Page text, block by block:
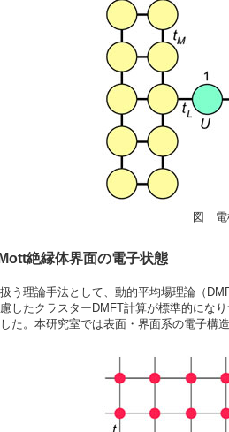
図 電
絶縁体界面の電子状態
う理論手法として、動的平均場理論（
したクラスターDMFT計算が標準的にな
た。本研究室では表面・界面系の電子構